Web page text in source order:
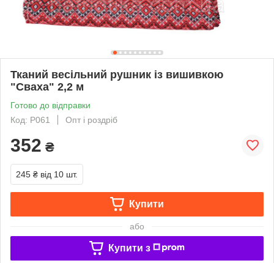
Тканий весільний рушник із вишивкою
"Сваха" 2,2 м
Готово до відправки
Код: Р061
Опт і роздріб
352 ₴
245 ₴ від 10 шт.
Купити
або
Купити з